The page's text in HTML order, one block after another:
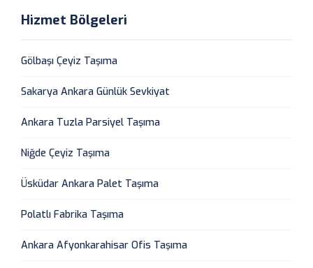
Hizmet Bölgeleri
Gölbaşı Çeyiz Taşıma
Sakarya Ankara Günlük Sevkiyat
Ankara Tuzla Parsiyel Taşıma
Niğde Çeyiz Taşıma
Üsküdar Ankara Palet Taşıma
Polatlı Fabrika Taşıma
Ankara Afyonkarahisar Ofis Taşıma